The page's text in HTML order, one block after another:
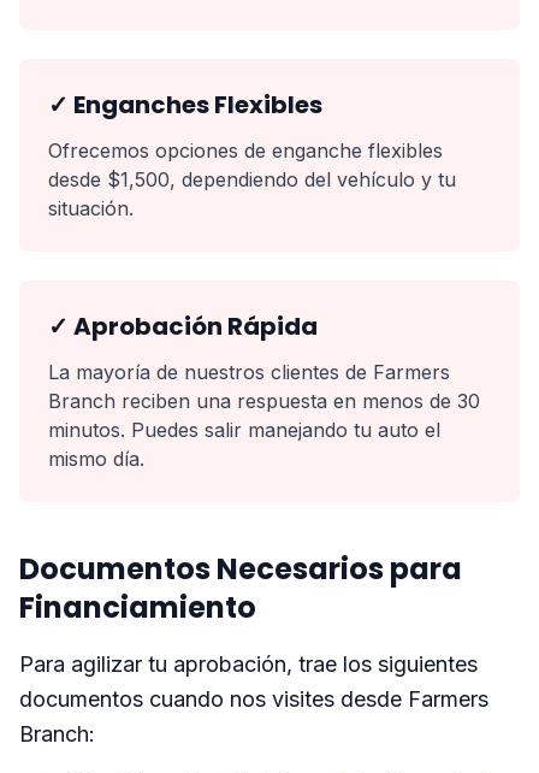
✓ Enganches Flexibles
Ofrecemos opciones de enganche flexibles
desde $1,500, dependiendo del vehículo y tu
situación.
✓ Aprobación Rápida
La mayoría de nuestros clientes de Farmers
Branch reciben una respuesta en menos de 30
minutos. Puedes salir manejando tu auto el
mismo día.
Documentos Necesarios para
Financiamiento
Para agilizar tu aprobación, trae los siguientes
documentos cuando nos visites desde Farmers
Branch: